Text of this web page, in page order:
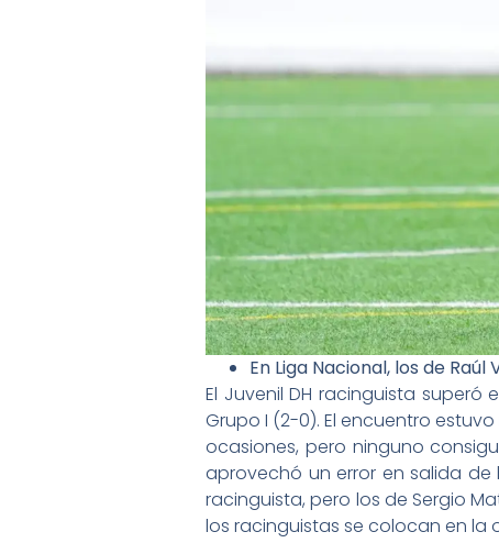
En Liga Nacional, los de
El Juvenil DH racinguista
Grupo I (2-0). El encuentro
ocasiones, pero ninguno
aprovechó un error en salida
racinguista, pero los de Sergio
los racinguistas se colocan en